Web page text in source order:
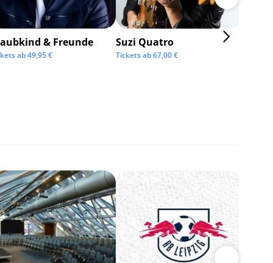
& Freunde
ab49,95€
Suzi Quatro
Tickets ab67,00€